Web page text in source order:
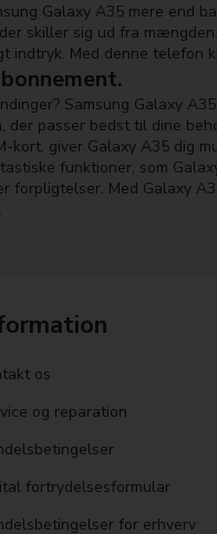
Galaxy A35 mere end
skiller sig ud fra
Med denne
Samsung Galaxy
passer bedst til dine
kort, giver Galaxy A35
funktioner, som
Med Galaxy
os
og reparation
fortrydelsesformular
for erhverv